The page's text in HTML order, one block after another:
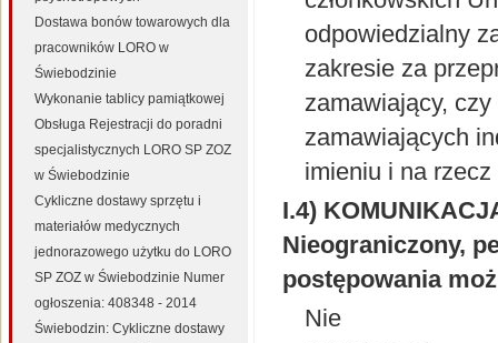
odpowiedzialny
zakresie za
zamawiający,
zamawiających
imieniu i na
I.4)
Nieograniczony,
postępowania
Nie
Dostawa bonów towarowych dla
pracowników LORO w
Świebodzinie
Wykonanie tablicy pamiątkowej
Obsługa Rejestracji do poradni
specjalistycznych LORO SP ZOZ
w Świebodzinie
Cykliczne dostawy sprzętu i
materiałów medycznych
jednorazowego użytku do LORO
SP ZOZ w Świebodzinie Numer
ogłoszenia: 408348 - 2014
Świebodzin: Cykliczne dostawy